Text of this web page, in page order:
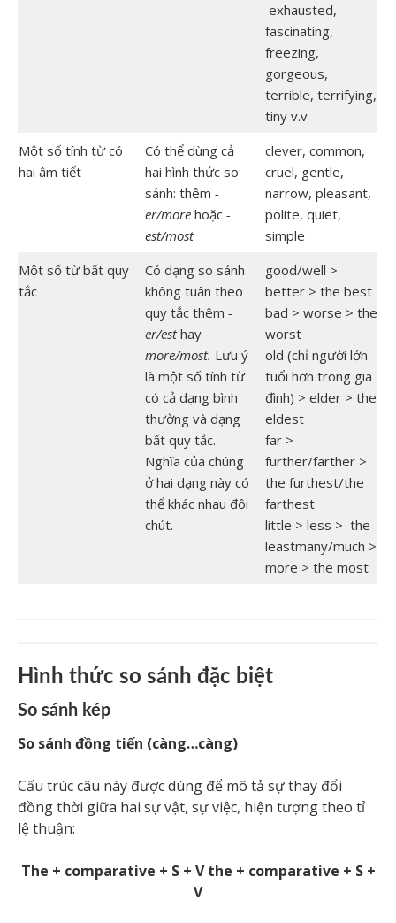
exhausted,
fascinating,
freezing,
gorgeous,
terrible, terrifying,
tiny v.v
Một số tính từ có
hai âm tiết
Có thể dùng cả
hai hình thức so
sánh: thêm -
er/more hoặc -
est/most
clever, common,
cruel, gentle,
narrow, pleasant,
polite, quiet,
simple
Một số từ bất quy
tắc
Có dạng so sánh
không tuân theo
quy tắc thêm -
er/esthay
more/most. Lưu ý
là một số tính từ
có cả dạng bình
thường và dạng
bất quy tắc.
Nghĩa của chúng
ở hai dạng này có
thể khác nhau đôi
chút.
good/well >
better > the best
bad > worse > the
worst
old (chỉ người lớn
tuổi hơn trong gia
đình) > elder > the
eldest
far >
further/farther >
the furthest/the
farthest
little > less > the
leastmany/much >
more > the most
Hình thức so sánh đặc biệt
So sánh kép
So sánh đồng tiến (càng…càng)
Cấu trúc câu này được dùng để mô tả sự thay đổi
đồng thời giữa hai sự vật, sự việc, hiện tượng theo tỉ
lệ thuận:
The + comparative + S + V the + comparative + S +
V